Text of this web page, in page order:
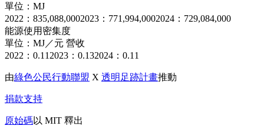
單位：MJ
2022：835,088,0002023：771,994,0002024：729,084,000
能源使用密集度
單位：MJ／元 營收
2022：0.11 2023：0.132024：0.11
由綠色公民行動聯盟 X 透明足跡計畫推動
捐款支持
原始碼以 MIT 釋出